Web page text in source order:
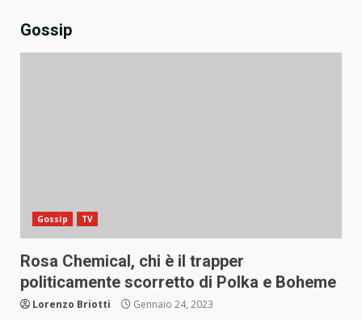
Gossip
Gossip TV
Rosa Chemical, chi è il trapper
politicamente scorretto di Polka e Boheme
Lorenzo Briotti Gennaio 24, 2023